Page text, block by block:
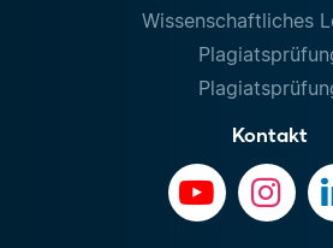
Wissenschaftliches
Kontakt